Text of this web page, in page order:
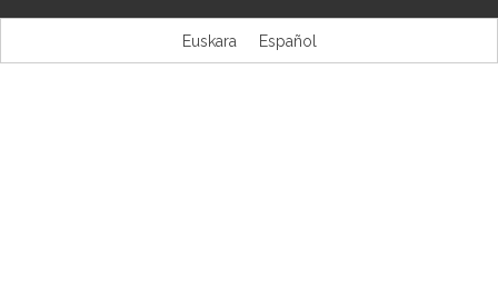
Euskara Español